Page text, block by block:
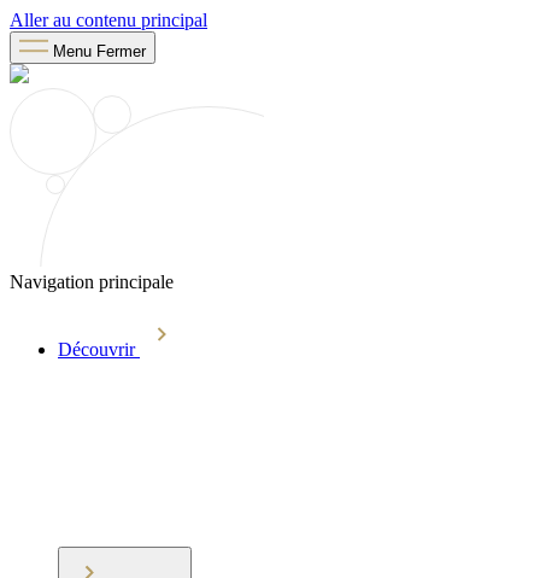
Aller au contenu principal
Menu Fermer
Navigation principale
Découvrir